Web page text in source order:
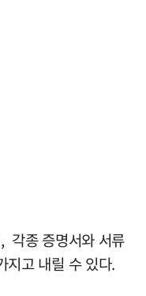
각종 증명서와 서류
지고 내릴 수 있다.